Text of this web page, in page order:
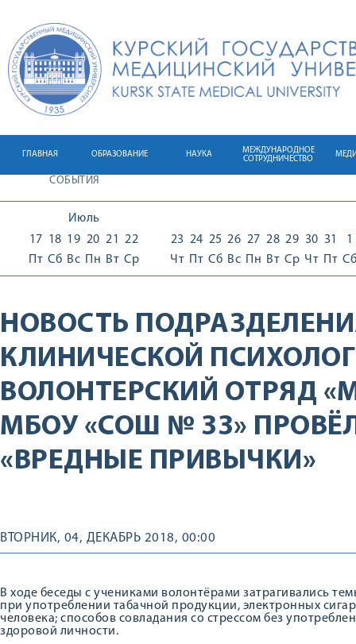
ГЛАВНАЯ ОБРАЗОВАНИЕ НАУКА
МЕЖДУНАРОДНОЕ
СОТРУДНИЧЕСТВО
СОБЫТИЯ
Июль
17
Пт
18
Сб
19
Вс
20
Пн
21
Вт
22
Ср
23
Чт
24
Пт
25
Сб
26
Вс
27
Пн
28
Вт
29
Ср
30
Чт
31
Пт
1
Сб
НОВОСТЬ
КЛИНИЧЕСКОЙ
ВОЛОНТЕРСКИЙ ОТРЯД
МБОУ «СОШ № 33»
«ВРЕДНЫЕ ПРИВЫЧКИ»
ВТОРНИК, 04, ДЕКАБРЬ 2018, 00:00
В ходе беседы с учениками волонтёрами затрагивались
при употреблении табачной продукции, электронных
человека; способов совладания со стрессом без
здоровой личности.